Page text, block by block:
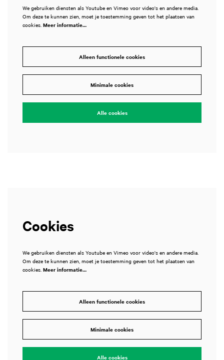
We gebruiken diensten als Youtube en Vimeo voor video's en andere media.
Om deze te kunnen zien, moet je toestemming geven tot het plaatsen van
cookies. Meer informatie…
Alleen functionele cookies
Minimale cookies
Alle cookies
Cookies
We gebruiken diensten als Youtube en Vimeo voor video's en andere media.
Om deze te kunnen zien, moet je toestemming geven tot het plaatsen van
cookies. Meer informatie…
Alleen functionele cookies
Minimale cookies
Alle cookies